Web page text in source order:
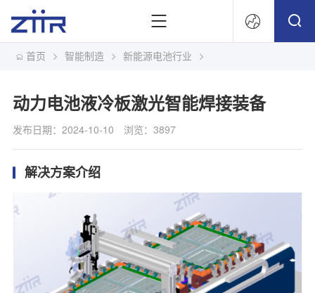
首页 智能制造 新能源电池行业
动力电池液冷板激光智能焊接装备
发布日期：2024-10-10 浏览：3897
解决方案介绍